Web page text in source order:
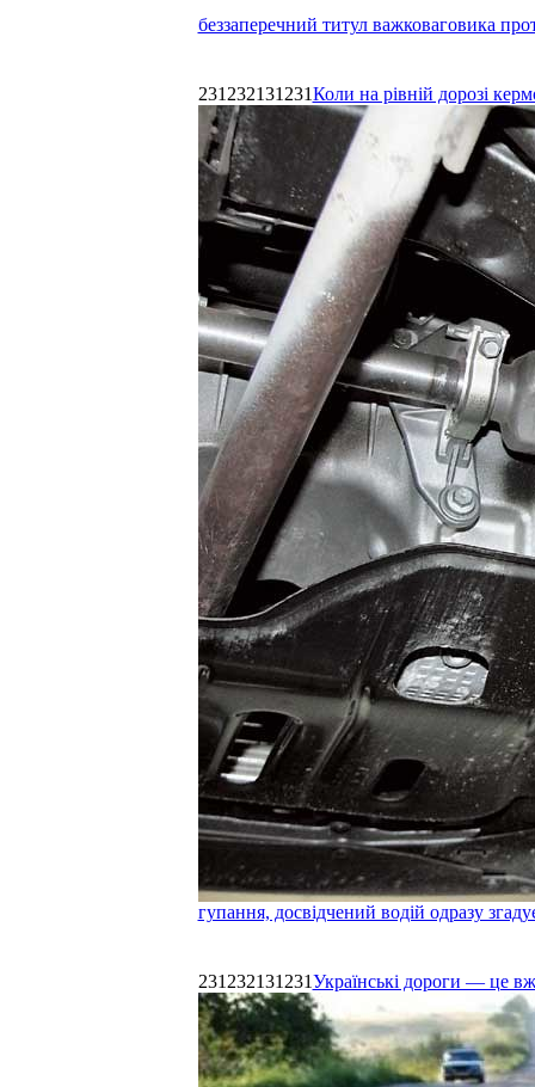
беззаперечний титул важковаговика
231232131231Коли на рівній дорозі
гупання, досвідчений водій одразу
231232131231Українські дороги — це